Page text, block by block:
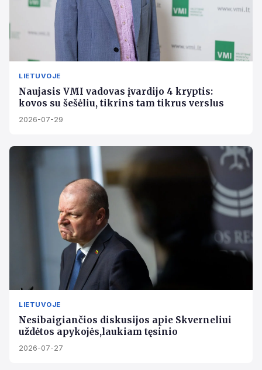
LIETUVOJE
Naujasis VMI vadovas įvardijo 4 kryptis:
kovos su šešėliu, tikrins tam tikrus verslus
2026-07-29
LIETUVOJE
Nesibaigiančios diskusijos apie Skverneliui
uždėtos apykojės,laukiam tęsinio
2026-07-27